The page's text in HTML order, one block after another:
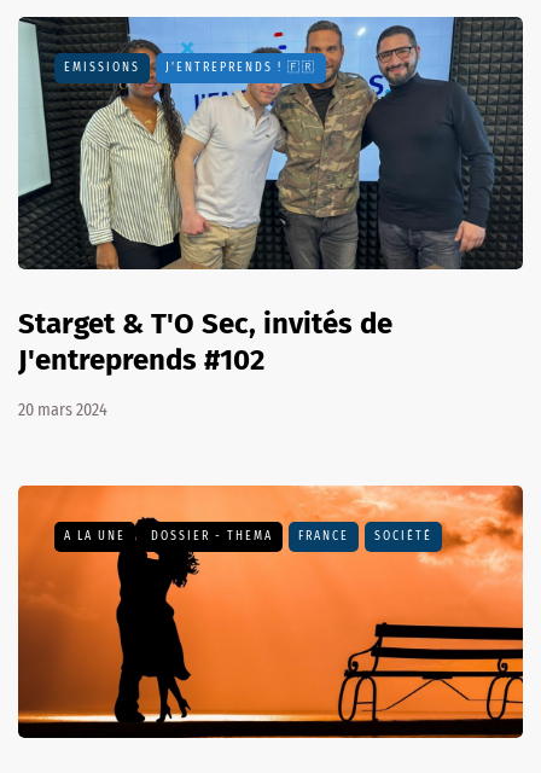
EMISSIONS J'ENTREPRENDS ! 🇫🇷
Starget & T'O Sec, invités de
J'entreprends #102
20 mars 2024
A LA UNE DOSSIER - THEMA FRANCE SOCIÉTÉ